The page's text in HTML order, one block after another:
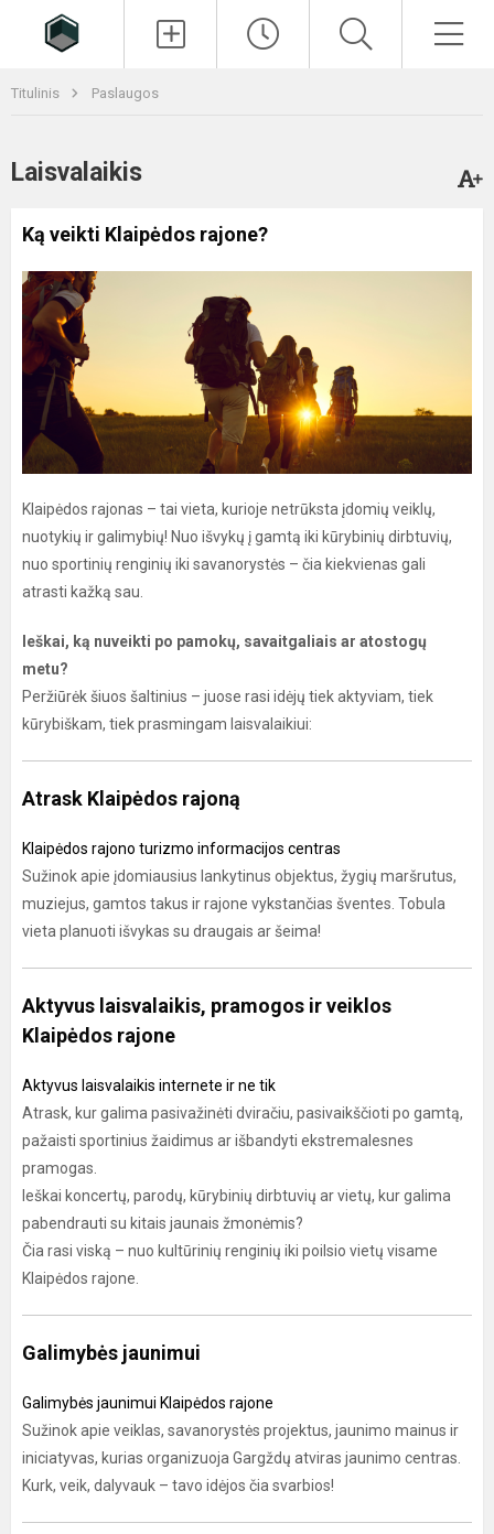
Titulinis Paslaugos
Laisvalaikis
Ką veikti Klaipėdos rajone?
Klaipėdos rajonas – tai vieta, kurioje netrūksta įdomių veiklų,
nuotykių ir galimybių! Nuo išvykų į gamtą iki kūrybinių dirbtuvių,
nuo sportinių renginių iki savanorystės – čia kiekvienas gali
atrasti kažką sau.
Ieškai, ką nuveikti po pamokų, savaitgaliais ar atostogų
metu?
Peržiūrėk šiuos šaltinius – juose rasi idėjų tiek aktyviam, tiek
kūrybiškam, tiek prasmingam laisvalaikiui:
Atrask Klaipėdos rajoną
Klaipėdos rajono turizmo informacijos centras
Sužinok apie įdomiausius lankytinus objektus, žygių maršrutus,
muziejus, gamtos takus ir rajone vykstančias šventes. Tobula
vieta planuoti išvykas su draugais ar šeima!
Aktyvus laisvalaikis, pramogos ir veiklos
Klaipėdos rajone
Aktyvus laisvalaikis internete ir ne tik
Atrask, kur galima pasivažinėti dviračiu, pasivaikščioti po gamtą,
pažaisti sportinius žaidimus ar išbandyti ekstremalesnes
pramogas.
Ieškai koncertų, parodų, kūrybinių dirbtuvių ar vietų, kur galima
pabendrauti su kitais jaunais žmonėmis?
Čia rasi viską – nuo kultūrinių renginių iki poilsio vietų visame
Klaipėdos rajone.
Galimybės jaunimui
Galimybės jaunimui Klaipėdos rajone
Sužinok apie veiklas, savanorystės projektus, jaunimo mainus ir
iniciatyvas, kurias organizuoja Gargždų atviras jaunimo centras.
Kurk, veik, dalyvauk – tavo idėjos čia svarbios!